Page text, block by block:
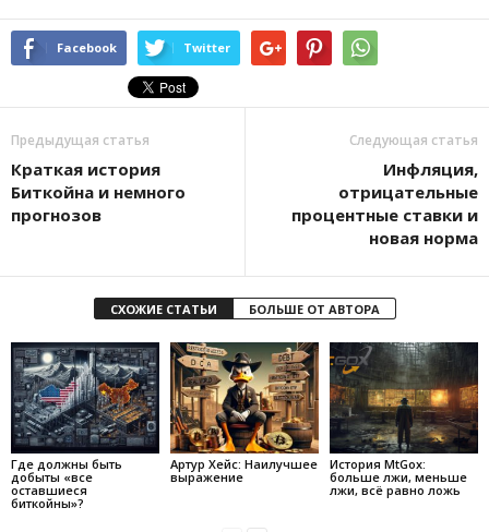
Facebook Twitter
Предыдущая статья
Краткая история
Биткойна и немного
прогнозов
Следующая статья
Инфляция,
отрицательные
процентные ставки и
новая норма
СХОЖИЕ СТАТЬИ БОЛЬШЕ ОТ АВТОРА
Где должны быть
добыты «все
оставшиеся
биткойны»?
Артур Хейс: Наилучшее
выражение
История MtGox:
больше лжи, меньше
лжи, всё равно ложь